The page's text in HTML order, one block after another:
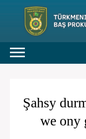
Şahsy
we ony